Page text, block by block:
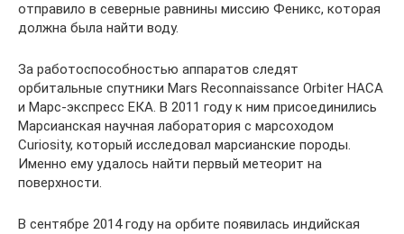
отправило в северные равнины миссию Феникс, которая
должна была найти воду.
За работоспособностью аппаратов следят
орбитальные спутники Mars Reconnaissance Orbiter НАСА
и Марс-экспресс ЕКА. В 2011 году к ним присоединились
Марсианская научная лаборатория с марсоходом
Curiosity, который исследовал марсианские породы.
Именно ему удалось найти первый метеорит на
поверхности.
В сентябре 2014 году на орбите появилась индийская